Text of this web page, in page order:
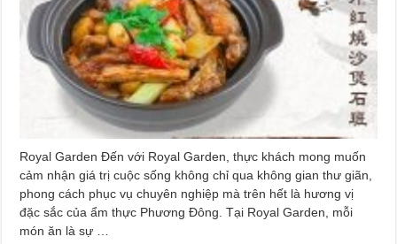
Royal Garden Đến với Royal Garden, thực khách mong muốn
cảm nhận giá trị cuộc sống không chỉ qua không gian thư giãn,
phong cách phục vụ chuyên nghiệp mà trên hết là hương vị
đặc sắc của ẩm thực Phương Đông. Tại Royal Garden, mỗi
món ăn là sự …